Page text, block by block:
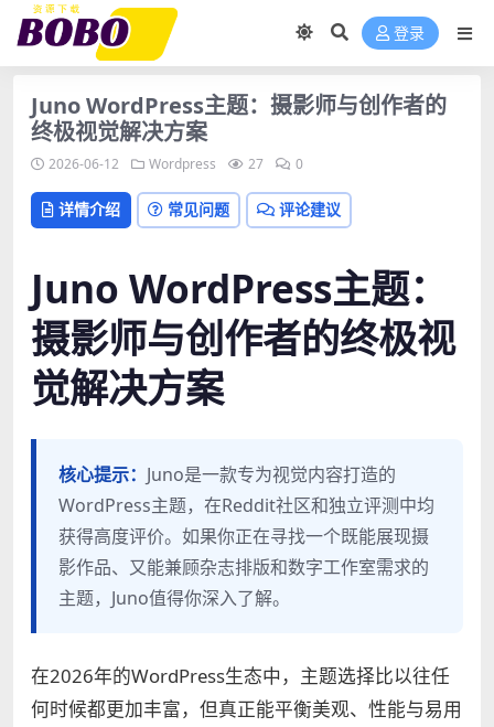
登录
Juno WordPress主题：摄影师与创作者的
终极视觉解决方案
2026-06-12 Wordpress 27 0
详情介绍 常见问题 评论建议
Juno WordPress主题：
摄影师与创作者的终极视
觉解决方案
核心提示： Juno是一款专为视觉内容打造的
WordPress主题，在Reddit社区和独立评测中均
获得高度评价。如果你正在寻找一个既能展现摄
影作品、又能兼顾杂志排版和数字工作室需求的
主题，Juno值得你深入了解。
在2026年的WordPress生态中，主题选择比以往任
何时候都更加丰富，但真正能平衡美观、性能与易用